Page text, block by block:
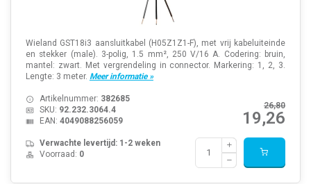
Wieland GST18i3 aansluitkabel (H05Z1Z1-F), met vrij kabeluiteinde
en stekker (male). 3-polig, 1.5 mm², 250 V/16 A. Codering: bruin,
mantel: zwart. Met vergrendeling in connector. Markering: 1, 2, 3.
Lengte: 3 meter. Meer informatie »
26,80
19,26
Artikelnummer: 382685
SKU: 92.232.3064.4
EAN: 4049088256059
Verwachte levertijd: 1-2 weken
Voorraad: 0